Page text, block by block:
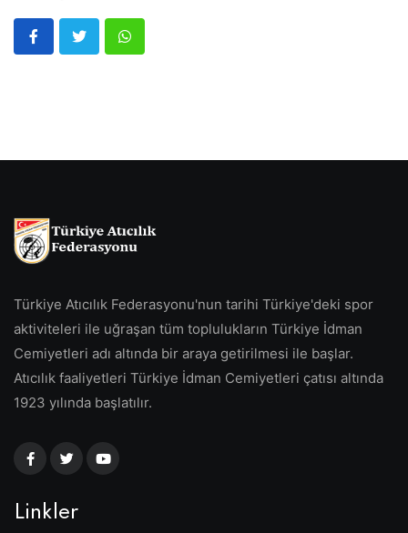
Türkiye Atıcılık Federasyonu'nun tarihi Türkiye'deki spor
aktiviteleri ile uğraşan tüm toplulukların Türkiye İdman
Cemiyetleri adı altında bir araya getirilmesi ile başlar.
Atıcılık faaliyetleri Türkiye İdman Cemiyetleri çatısı altında
1923 yılında başlatılır.
Linkler